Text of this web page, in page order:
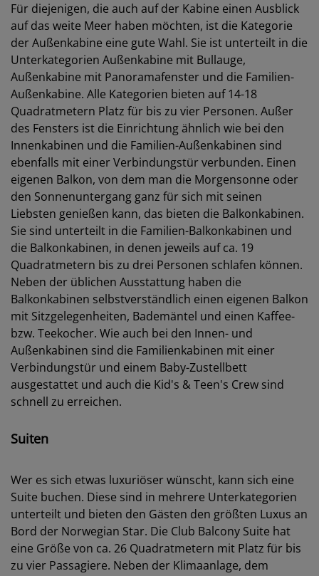
Für diejenigen, die auch auf der Kabine einen Ausblick
auf das weite Meer haben möchten, ist die Kategorie
der Außenkabine eine gute Wahl. Sie ist unterteilt in die
Unterkategorien Außenkabine mit Bullauge,
Außenkabine mit Panoramafenster und die Familien-
Außenkabine. Alle Kategorien bieten auf 14-18
Quadratmetern Platz für bis zu vier Personen. Außer
des Fensters ist die Einrichtung ähnlich wie bei den
Innenkabinen und die Familien-Außenkabinen sind
ebenfalls mit einer Verbindungstür verbunden. Einen
eigenen Balkon, von dem man die Morgensonne oder
den Sonnenuntergang ganz für sich mit seinen
Liebsten genießen kann, das bieten die Balkonkabinen.
Sie sind unterteilt in die Familien-Balkonkabinen und
die Balkonkabinen, in denen jeweils auf ca. 19
Quadratmetern bis zu drei Personen schlafen können.
Neben der üblichen Ausstattung haben die
Balkonkabinen selbstverständlich einen eigenen Balkon
mit Sitzgelegenheiten, Bademäntel und einen Kaffee-
bzw. Teekocher. Wie auch bei den Innen- und
Außenkabinen sind die Familienkabinen mit einer
Verbindungstür und einem Baby-Zustellbett
ausgestattet und auch die Kid's & Teen's Crew sind
schnell zu erreichen.
Suiten
Wer es sich etwas luxuriöser wünscht, kann sich eine
Suite buchen. Diese sind in mehrere Unterkategorien
unterteilt und bieten den Gästen den größten Luxus an
Bord der Norwegian Star. Die Club Balcony Suite hat
eine Größe von ca. 26 Quadratmetern mit Platz für bis
zu vier Passagiere. Neben der Klimaanlage, dem